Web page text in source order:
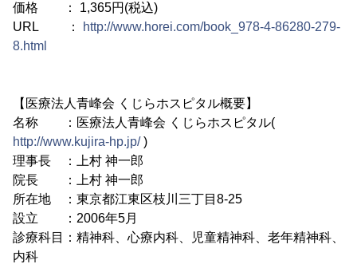
価格 ： 1,365円(税込)
URL ：
http://www.horei.com/book_978-4-86280-279-
8.html
【医療法人青峰会 くじらホスピタル概要】
名称 ：医療法人青峰会 くじらホスピタル(
http://www.kujira-hp.jp/)
理事長 ：上村 神一郎
院長 ：上村 神一郎
所在地 ：東京都江東区枝川三丁目8-25
設立 ：2006年5月
診療科目：精神科、心療内科、児童精神科、老年精神科、
内科